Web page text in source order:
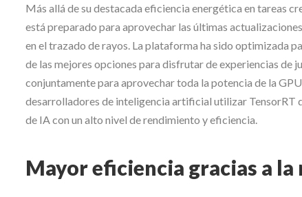
Más allá de su destacada eficiencia energética en tareas
está preparado para aprovechar las últimas
en el trazado de rayos. La plataforma ha sido optimizada
de las mejores opciones para disfrutar de experiencias
conjuntamente para aprovechar toda la potencia de la
desarrolladores de inteligencia artificial utilizar TensorRT
de IA con un alto nivel de rendimiento y eficiencia.
Mayor eficiencia gracias a